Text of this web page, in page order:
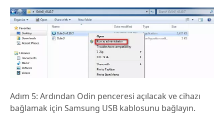
Adım 5: Ardından Odin penceresi açılacak ve cihazı
bağlamak için Samsung USB kablosunu bağlayın.